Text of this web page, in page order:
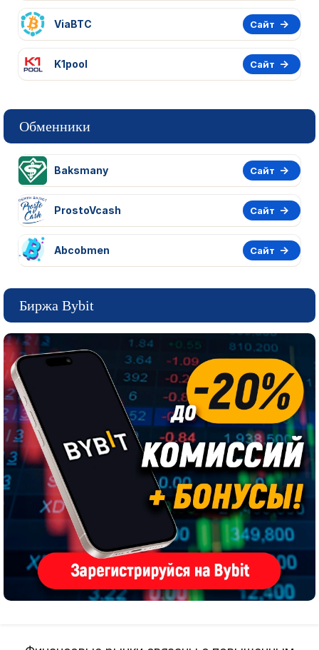
ViaBTC Сайт
K1pool Сайт
Обменники
Baksmany Сайт
ProstoVcash Сайт
Abcobmen Сайт
Биржа Bybit